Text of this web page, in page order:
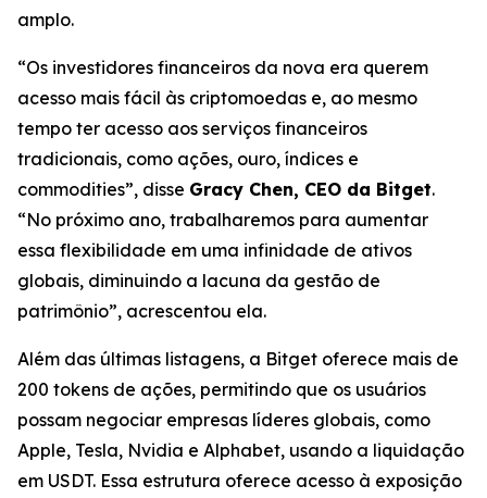
amplo.
“Os investidores financeiros da nova era querem
acesso mais fácil às criptomoedas e, ao mesmo
tempo ter acesso aos serviços financeiros
tradicionais, como ações, ouro, índices e
commodities”, disse Gracy Chen, CEO da Bitget.
“No próximo ano, trabalharemos para aumentar
essa flexibilidade em uma infinidade de ativos
globais, diminuindo a lacuna da gestão de
patrimônio”, acrescentou ela.
Além das últimas listagens, a Bitget oferece mais de
200 tokens de ações, permitindo que os usuários
possam negociar empresas líderes globais, como
Apple, Tesla, Nvidia e Alphabet, usando a liquidação
em USDT. Essa estrutura oferece acesso à exposição